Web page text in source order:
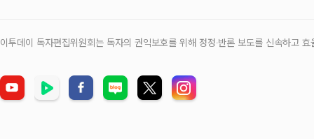
이투데이 독자편집위원회는 독자의 권익보호를 위해 정정‧반론 보도를 신속하고